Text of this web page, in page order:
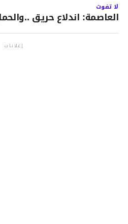
لا تفوت
العاصمة: اندلاع حريق
إعلانات